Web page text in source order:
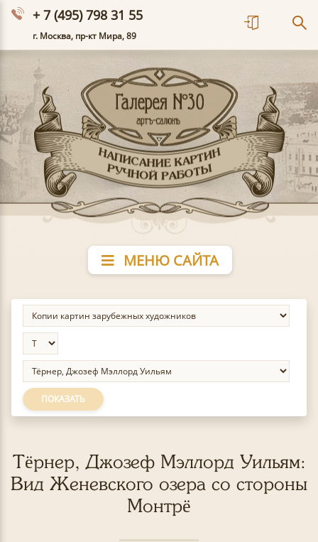
+ 7 (495) 798 31 55
г. Москва, пр-кт Мира, 89
МЕНЮ САЙТА
ПОКАЗАТЬ
Тёрнер, Джозеф Мэллорд Уильям:
Вид Женевского озера со стороны
Монтрё